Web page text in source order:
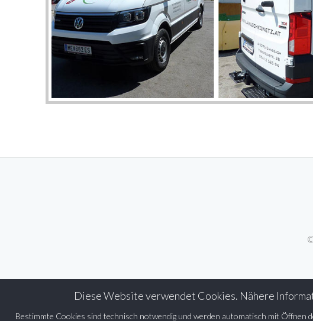
Diese Website verwendet Cookies. Nähere
Bestimmte Cookies sind technisch notwendig und werden automatisch mit